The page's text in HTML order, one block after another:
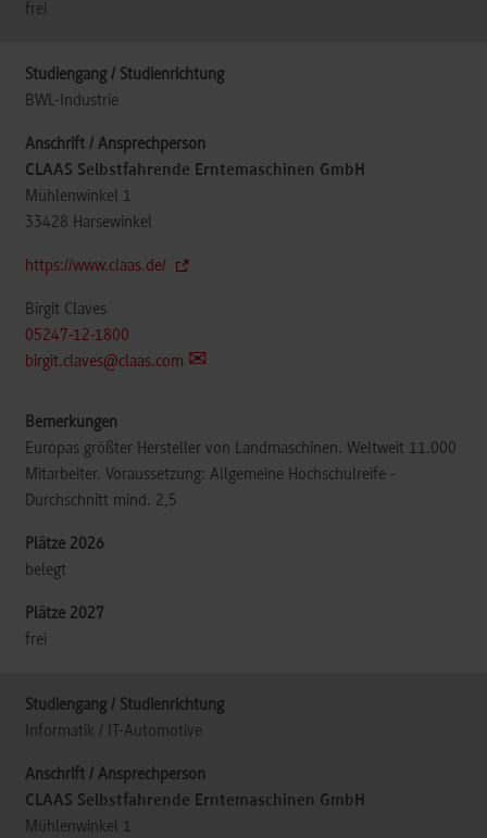
frei
BWL-Industrie
CLAAS Selbstfahrende Erntemaschinen GmbH
Mühlenwinkel 1
33428 Harsewinkel
https://www.claas.de/
Birgit Claves
05247-12-1800
birgit.claves@claas.com
Europas größter Hersteller von Landmaschinen. Weltweit 11.000
Mitarbeiter. Voraussetzung: Allgemeine Hochschulreife -
Durchschnitt mind. 2,5
belegt
frei
Informatik / IT-Automotive
CLAAS Selbstfahrende Erntemaschinen GmbH
Mühlenwinkel 1